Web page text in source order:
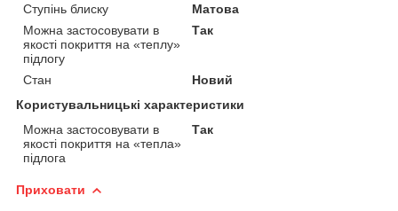
Ступінь блиску
Матова
Можна застосовувати в
якості покриття на «теплу»
підлогу
Так
Стан
Новий
Користувальницькі характеристики
Можна застосовувати в
якості покриття на «тепла»
підлога
Так
Приховати